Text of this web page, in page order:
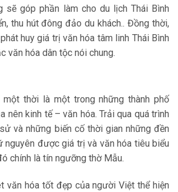
sẽ góp phần làm cho du lịch Thái Bình
thu hút đông đảo du khách.. Đồng thời,
huy giá trị văn hóa tâm linh Thái Bình
văn hóa dân tộc nói chung.
thời là một trong những thành phố
nên kinh tế – văn hóa. Trải qua quá trình
và những biến cố thời gian những đền
nguyên được giá trị và văn hóa tiêu biểu
chính là tín ngưỡng thờ Mẫu.
văn hóa tốt đẹp của người Việt thể hiện